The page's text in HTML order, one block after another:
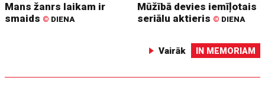
Mans žanrs laikam ir
smaids © DIENA
Mūžībā devies iemīļotais
seriālu aktieris © DIENA
Vairāk IN MEMORIAM